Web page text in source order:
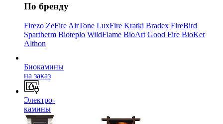
По бренду
Firezo ZeFire AirTone LuxFire Kratki Bradex FireBird
Spartherm Bioteplo WildFlame BioArt Good Fire BioKer
Althon
Биокамины
на заказ
Электро-
камины